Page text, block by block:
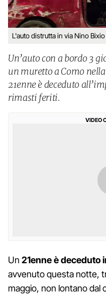
L'auto distrutta in via Nino
Un’auto con a bordo 3
un muretto a Como
21enne è deceduto
rimasti feriti.
VIDEO
Un 21enne è deceduto
avvenuto questa notte,
maggio, non lontano dal